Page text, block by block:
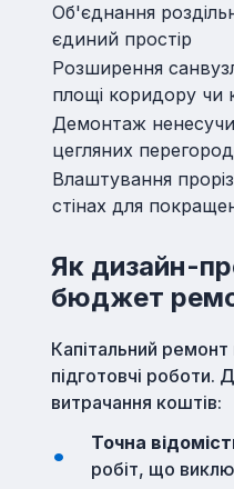
Об'єднання
єдиний простір
Розширення
площі коридору чи
Демонтаж
цегляних
Влаштування
стінах для
Як дизайн-
бюджет
Капітальний
підготовчі роботи.
витрачання коштів:
Точна
робіт, що